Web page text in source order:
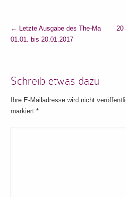
← Letzte Ausgabe des The-Ma
01.01. bis 20.01.2017
20
Schreib etwas dazu
Ihre E-Mailadresse wird nicht
markiert*